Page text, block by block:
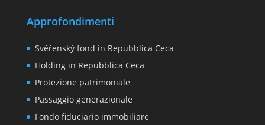
Approfondimenti
Svěřenský fond in Repubblica Ceca
Holding in Repubblica Ceca
Protezione patrimoniale
Passaggio generazionale
Fondo fiduciario immobiliare